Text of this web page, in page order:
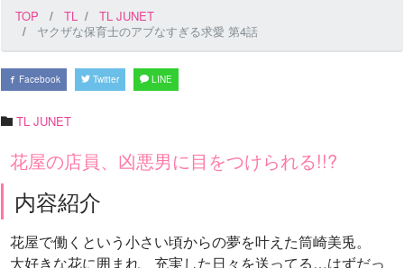
TOP TL
TL JUNET
ヤクザな保育士のアブなすぎる求愛 第4話
Facebook Twitter LINE
TL JUNET
花屋の店員、凶悪男に目をつけられる!!?
内容紹介
花屋で働くという小さい頃からの夢を叶えた筒崎美兎。
大好きな花に囲まれ、充実した日々を送ってる…はずだっ